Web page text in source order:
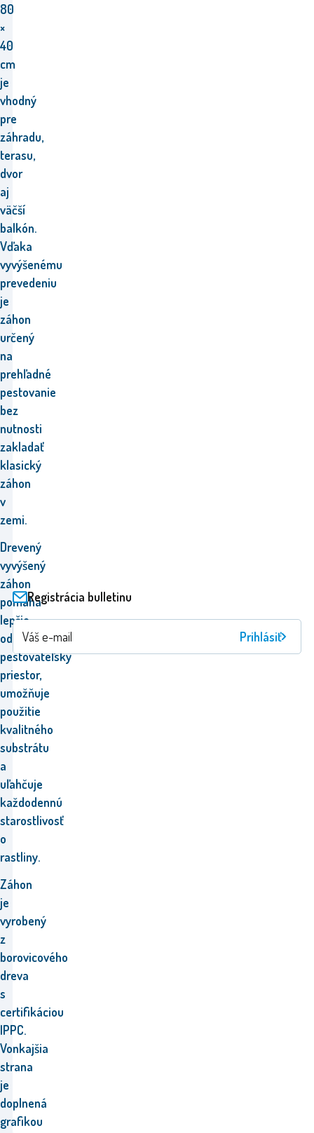
80
×
40
cm
je
vhodný
pre
záhradu,
terasu,
dvor
aj
väčší
balkón.
Vďaka
vyvýšenému
prevedeniu
je
záhon
určený
na
prehľadné
pestovanie
bez
nutnosti
zakladať
klasický
záhon
v
zemi.
Drevený
vyvýšený
záhon
pomáha
lepšie
oddeliť
pestovateľský
priestor,
umožňuje
použitie
kvalitného
substrátu
a
uľahčuje
každodennú
starostlivosť
o
rastliny.
Záhon
je
vyrobený
z
borovicového
dreva
s
certifikáciou
IPPC.
Vonkajšia
strana
je
doplnená
grafikou
Registrácia bulletinu
Prihlásiť